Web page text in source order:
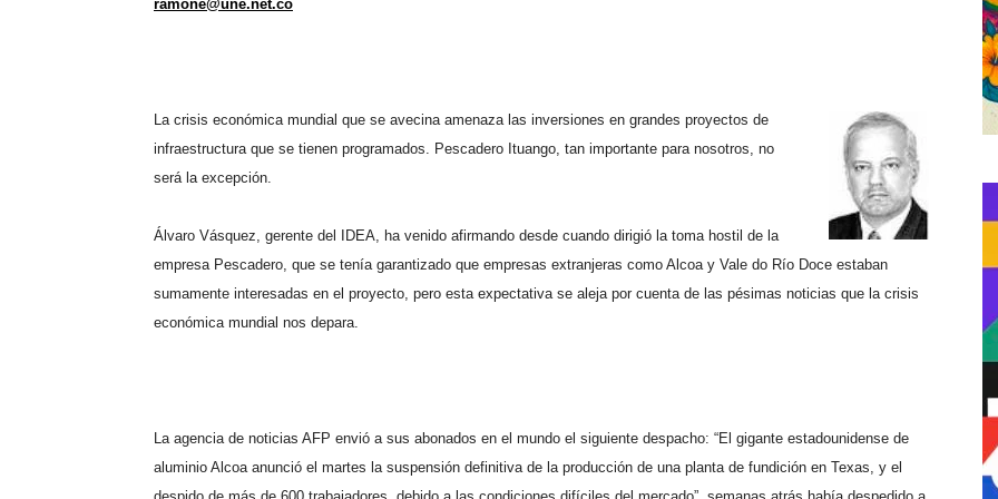
ramone@une.net.co
La crisis económica mundial que se avecina amenaza las inversiones en grandes proyectos de
infraestructura que se tienen programados. Pescadero Ituango, tan importante para nosotros, no
será la excepción.
Álvaro Vásquez, gerente del IDEA, ha venido afirmando desde cuando dirigió la toma hostil de la
empresa Pescadero, que se tenía garantizado que empresas extranjeras como Alcoa y Vale do Río Doce estaban
sumamente interesadas en el proyecto, pero esta expectativa se aleja por cuenta de las pésimas noticias que la crisis
económica mundial nos depara.
La agencia de noticias AFP envió a sus abonados en el mundo el siguiente despacho: “El gigante estadounidense de
aluminio Alcoa anunció el martes la suspensión definitiva de la producción de una planta de fundición en Texas, y el
despido de más de 600 trabajadores, debido a las condiciones difíciles del mercado”, semanas atrás había despedido a